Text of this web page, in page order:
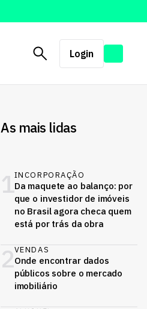
Login
As mais lidas
1INCORPORAÇÃO
Da maquete ao balanço: por
que o investidor de imóveis
no Brasil agora checa quem
está por trás da obra
2VENDAS
Onde encontrar dados
públicos sobre o mercado
imobiliário